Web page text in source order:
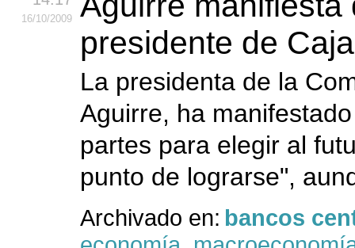
16/10/2009
presidente de
La presidenta de la
Aguirre, ha
partes para elegir al
punto de lograrse",
Archivado en: bancos